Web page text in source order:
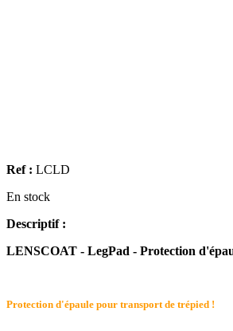
Ref : LCLD
En stock
Descriptif :
LENSCOAT - LegPad - Protection
Protection d'épaule pour transport de trépied !